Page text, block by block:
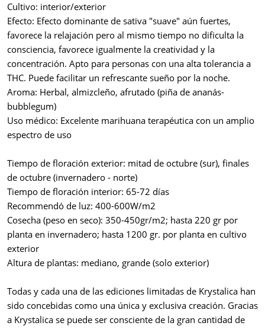
Cultivo: interior/exterior
Efecto: Efecto dominante de sativa "suave" aún fuertes,
favorece la relajación pero al mismo tiempo no dificulta la
consciencia, favorece igualmente la creatividad y la
concentración. Apto para personas con una alta tolerancia a
THC. Puede facilitar un refrescante sueño por la noche.
Aroma: Herbal, almizcleño, afrutado (piña de ananás-
bubblegum)
Uso médico: Excelente marihuana terapéutica con un amplio
espectro de uso
Tiempo de floración exterior: mitad de octubre (sur), finales
de octubre (invernadero - norte)
Tiempo de floración interior: 65-72 días
Recommendó de luz: 400-600W/m2
Cosecha (peso en seco): 350-450gr/m2; hasta 220 gr por
planta en invernadero; hasta 1200 gr. por planta en cultivo
exterior
Altura de plantas: mediano, grande (solo exterior)
Todas y cada una de las ediciones limitadas de Krystalica han
sido concebidas como una única y exclusiva creación. Gracias
a Krystalica se puede ser consciente de la gran cantidad de